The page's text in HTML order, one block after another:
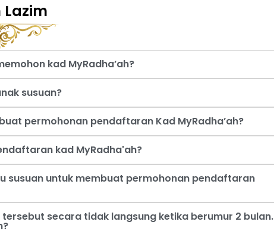
Lazim
kad MyRadha’ah?
susuan?
permohonan pendaftaran Kad MyRadha’ah?
kad MyRadha'ah?
susuan untuk membuat permohonan pendaftaran
secara tidak langsung ketika berumur 2 bulan.